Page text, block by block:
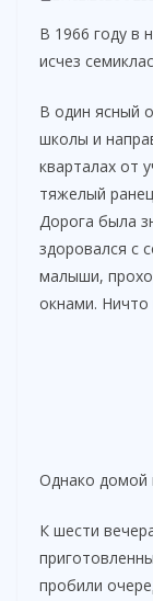
В 1966 году в
исчез
В один ясный
школы и
кварталах от
тяжелый
Дорога была
здоровался с
малыши,
окнами.
Однако домой
К шести
пробили